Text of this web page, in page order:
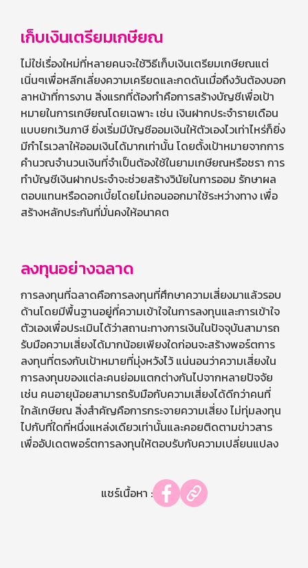
เก็บเงินเตรียมเกษียณ
ไม่ใช่เรื่องใหม่ที่หลายคนจะใช้วิธีเก็บเงินเตรียมเกษียณแต่
เนิ่นๆเพื่อหลีกเลี่ยงความเครียดและกดดันเมื่อถึงวันต้องบอก
ลาหน้าที่การงาน สิ่งแรกที่ต้องทำคือการสร้างบัญชีเพื่อเป้า
หมายในการเกษียณโดยเฉพาะ เช่น เงินฝากประจำรายเดือน
แบบยกเว้นภาษี ยิ่งเริ่มมีบัญชีออมเงินให้ตัวเองไวเท่าไหร่ก็ยิ่ง
มีกำไรเวลาให้ออมเงินได้มากเท่านั้น โดยตั้งเป้าหมายจากการ
คำนวณจำนวนเงินที่จำเป็นต้องใช้ในยามเกษียณหรือชรา การ
ทำบัญชีเงินฝากประจำจะช่วยสร้างวินัยในการออม รักษาผล
ตอบแทนหรือดอกเบี้ยโดยไม่ถอนออกมาใช้ระหว่างทาง เพื่อ
สร้างหลักประกันที่มั่นคงให้อนาคต
ลงทุนอย่างฉลาด
การลงทุนที่ฉลาดคือการลงทุนที่ศึกษาความเสี่ยงมาแล้วรอบ
ด้านโดยมีพื้นฐานอยู่ที่ความเข้าใจในการลงทุนและการเข้าใจ
ตัวเองเพื่อประเมินได้ว่าสถานะทางการเงินในปัจจุบันสามารถ
รับมือความเสี่ยงได้มากน้อยเพียงใดก่อนจะสร้างพอร์ตการ
ลงทุนที่ตรงกับเป้าหมายที่มุ่งหวังไว้ แน่นอนว่าความเสี่ยงใน
การลงทุนของแต่ละคนย่อมแตกต่างกันไปจากหลายปัจจัย
เช่น คนอายุน้อยสามารถรับมือกับความเสี่ยงได้ดีกว่าคนที่
ใกล้เกษียณ สิ่งสำคัญคือการกระจายความเสี่ยง ไม่ทุ่มลงทุน
ไปกับที่ใดที่หนึ่งแหล่งเดียวเท่านั้นและคอยติดตามข่าวสาร
เพื่ออัปเดตพอร์ตการลงทุนให้ตอบรับกับความเปลี่ยนแปลง
แชร์เนื้อหา :